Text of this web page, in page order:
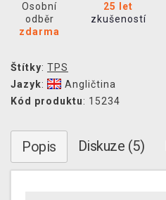
Osobní
odběr
zdarma
25 let
zkušeností
Štítky: TPS
Jazyk:
Angličtina
Kód produktu: 15234
Popis Diskuze (5)